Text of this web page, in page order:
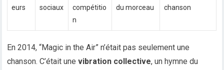
eurs
sociaux
compétitio
n
du morceau
chanson
En 2014, “Magic in the Air” n’était pas seulement une
chanson. C’était unevibration collective, un hymne du